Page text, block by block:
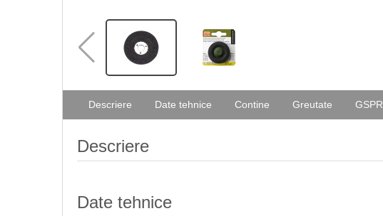
Descriere Date tehnice Contine Greutate GSPR
Descriere
Date tehnice